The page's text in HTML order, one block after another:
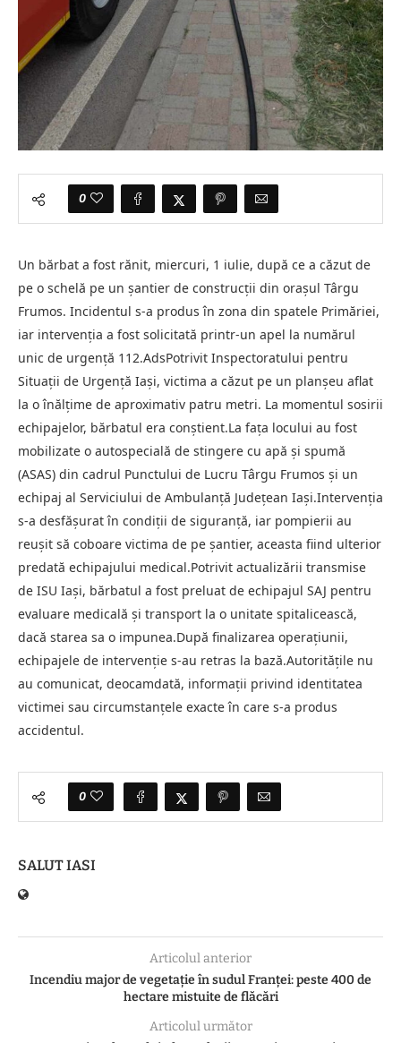
0
Un bărbat a fost rănit, miercuri, 1 iulie, după ce a căzut de
pe o schelă pe un șantier de construcții din orașul Târgu
Frumos. Incidentul s-a produs în zona din spatele Primăriei,
iar intervenția a fost solicitată printr-un apel la numărul
unic de urgență 112.AdsPotrivit Inspectoratului pentru
Situații de Urgență Iași, victima a căzut pe un planșeu aflat
la o înălțime de aproximativ patru metri. La momentul sosirii
echipajelor, bărbatul era conștient.La fața locului au fost
mobilizate o autospecială de stingere cu apă și spumă
(ASAS) din cadrul Punctului de Lucru Târgu Frumos și un
echipaj al Serviciului de Ambulanță Județean Iași.Intervenția
s-a desfășurat în condiții de siguranță, iar pompierii au
reușit să coboare victima de pe șantier, aceasta fiind ulterior
predată echipajului medical.Potrivit actualizării transmise
de ISU Iași, bărbatul a fost preluat de echipajul SAJ pentru
evaluare medicală și transport la o unitate spitalicească,
dacă starea sa o impunea.După finalizarea operațiunii,
echipajele de intervenție s-au retras la bază.Autoritățile nu
au comunicat, deocamdată, informații privind identitatea
victimei sau circumstanțele exacte în care s-a produs
accidentul.
0
SALUT IASI
Articolul anterior
Incendiu major de vegetație în sudul Franței: peste 400 de
hectare mistuite de flăcări
Articolul următor